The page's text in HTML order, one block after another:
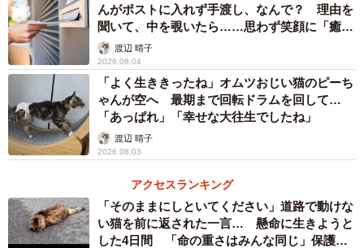
2017年12月3日、おうちに迎えられたちいちゃん（画像提供：ちいちいう
やがて、ちいちゃんの背景も伝えられました。もとの飼い
主さんは病を患い、余命がわずかになったことで、一緒に
んがポストに入れず手渡し、なんで？ 理由を
聞いて、中を覗いたら……思わず笑顔に「癒し
ですね」
渡辺 晴子
2026.08.04
「よく生ききったね」オムツおじい猫のピーち
ゃんが空へ 最期まで回転ドラムを回して…
「あっぱれ」「幸せな大往生でしたね」
渡辺 晴子
2026.08.03
アクセスランキング
「そのままにしといてください」道路で動けな
い猫を前に返された一言… 懸命に生きようと
した4日間 「命の重さはみんな同じ」保護団